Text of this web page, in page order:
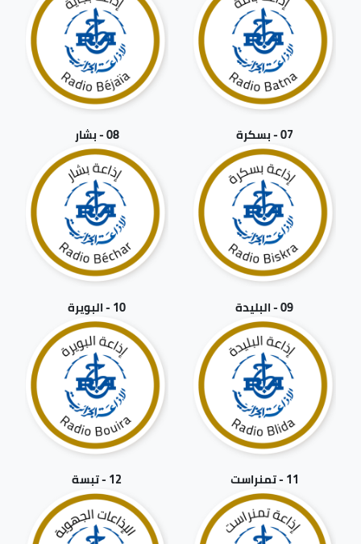
07 - بسكرة 08 - بشار
09 - البليدة 10 - البويرة
11 - تمنراست 12 - تبسة